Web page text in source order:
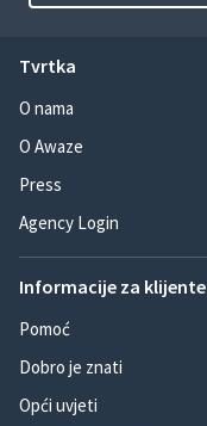
Tvrtka
O nama
O Awaze
Press
Agency Login
Informacije za klijente
Pomoć
Dobro je znati
Opći uvjeti